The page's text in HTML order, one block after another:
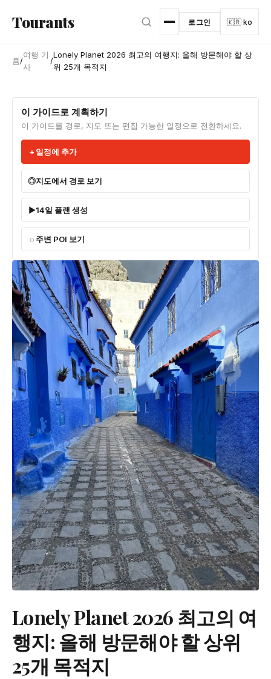
Tourants 로그인 🇰🇷 ko
홈/
여행 기
사
/
Lonely Planet 2026 최고의 여행지: 올해 방문해야 할 상
위 25개 목적지
이 가이드로 계획하기
이 가이드를 경로, 지도 또는 편집 가능한 일정으로 전환하세요.
일정에 추가
지도에서 경로 보기
14일 플랜 생성
주변 POI 보기
Lonely Planet 2026 최고의 여
행지: 올해 방문해야 할 상위
25개 목적지